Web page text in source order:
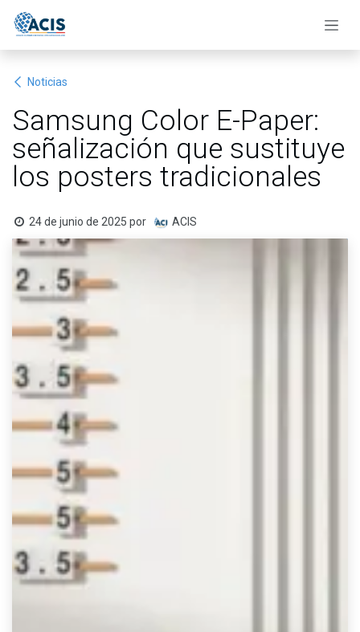
Noticias
Samsung Color E-Paper:
señalización que sustituye
los posters tradicionales
24 de junio de 2025 por ACIS